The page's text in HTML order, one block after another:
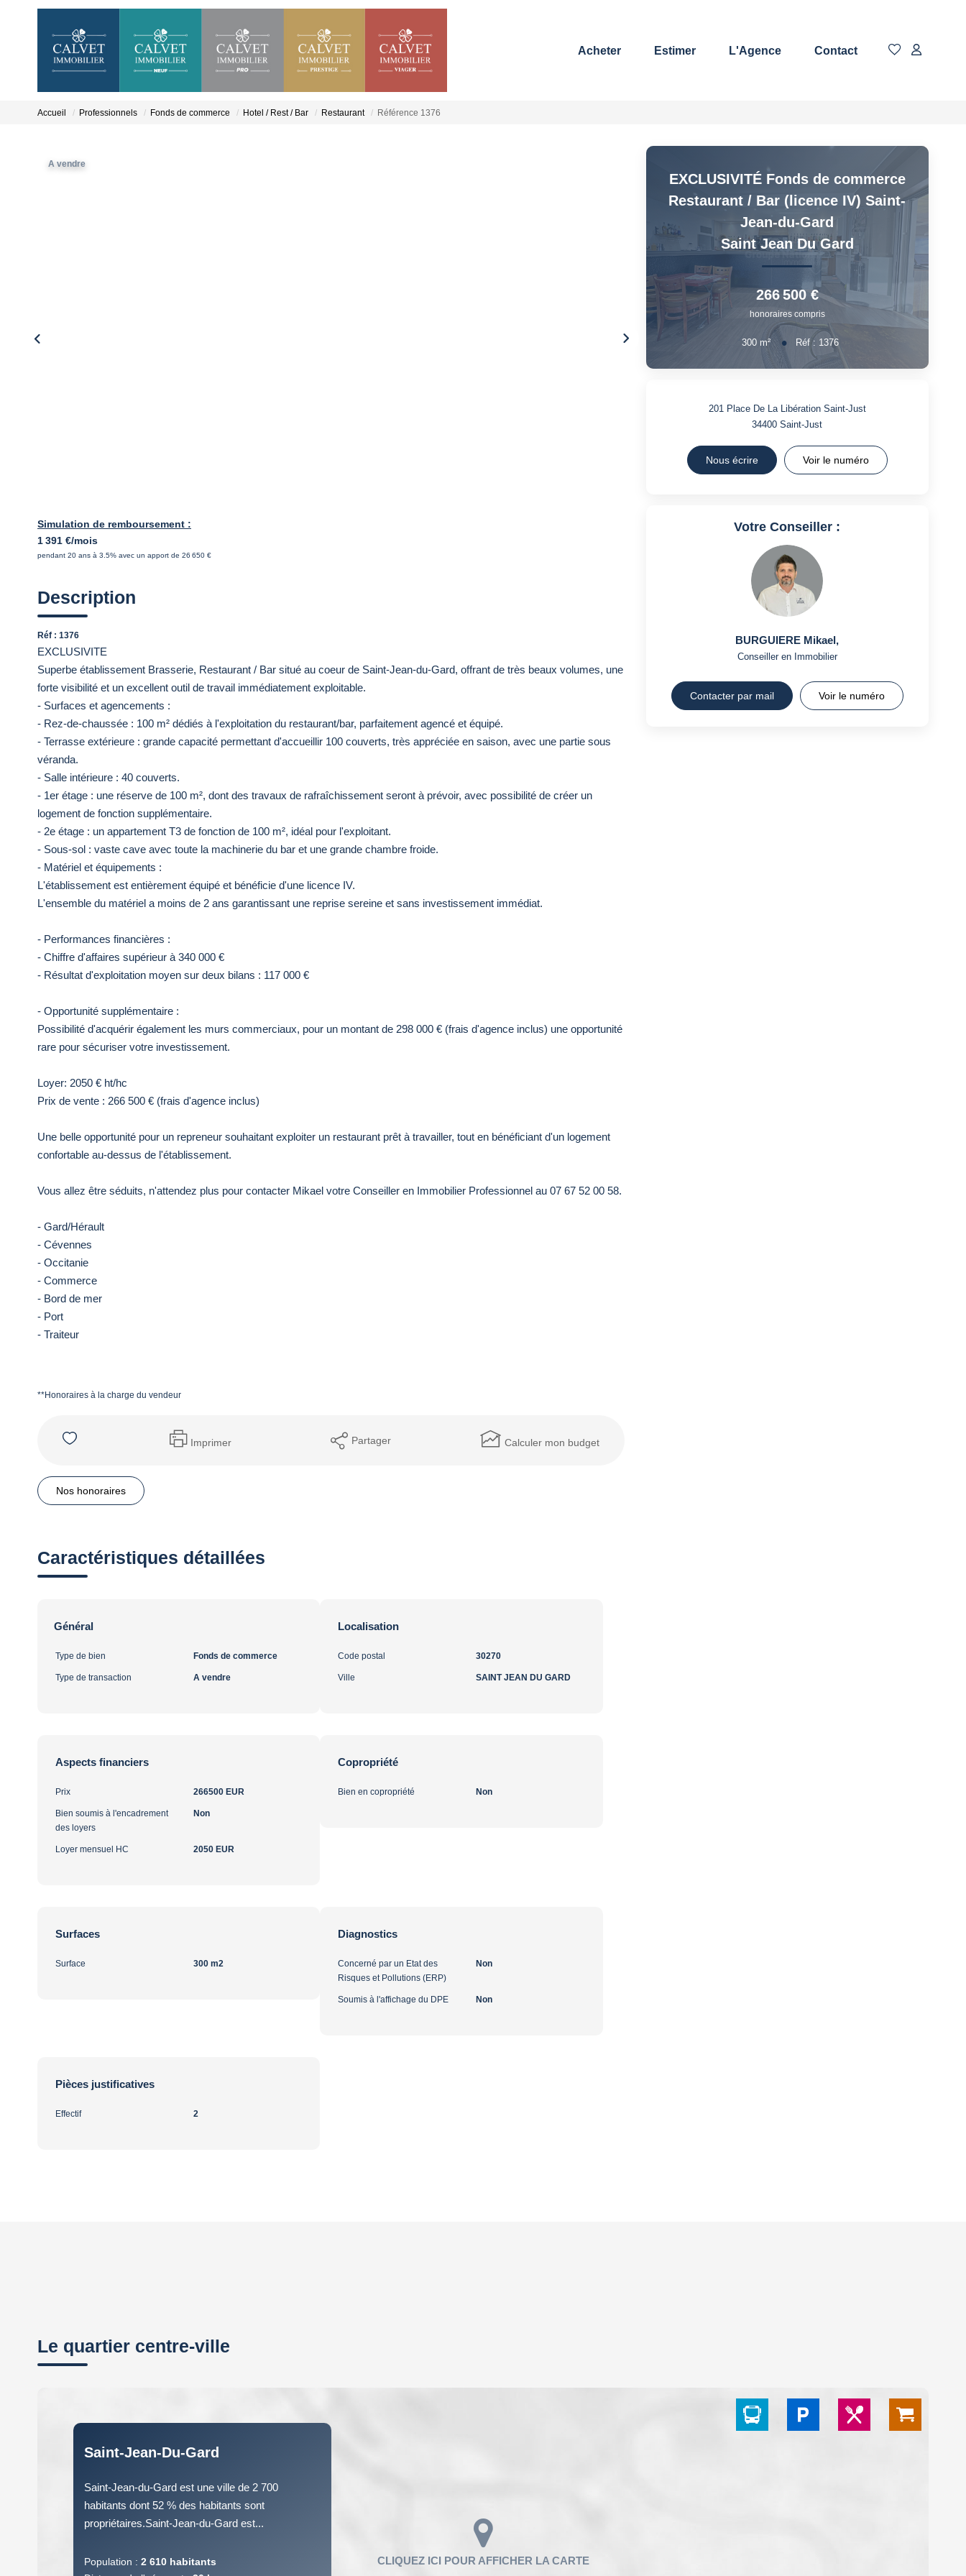
Acheter Estimer L'Agence Contact
Accueil Professionnels Fonds de commerce Hotel / Rest / Bar Restaurant Référence 1376
A vendre
Simulation de remboursement :
1 391 €/mois
pendant 20 ans à 3.5% avec un apport de 26 650 €
Description
Réf : 1376
EXCLUSIVITE
Superbe établissement Brasserie, Restaurant / Bar situé au coeur de Saint-Jean-du-Gard, offrant de très beaux volumes, une
forte visibilité et un excellent outil de travail immédiatement exploitable.
- Surfaces et agencements :
- Rez-de-chaussée : 100 m² dédiés à l'exploitation du restaurant/bar, parfaitement agencé et équipé.
- Terrasse extérieure : grande capacité permettant d'accueillir 100 couverts, très appréciée en saison, avec une partie sous
véranda.
- Salle intérieure : 40 couverts.
- 1er étage : une réserve de 100 m², dont des travaux de rafraîchissement seront à prévoir, avec possibilité de créer un
logement de fonction supplémentaire.
- 2e étage : un appartement T3 de fonction de 100 m², idéal pour l'exploitant.
- Sous-sol : vaste cave avec toute la machinerie du bar et une grande chambre froide.
- Matériel et équipements :
L'établissement est entièrement équipé et bénéficie d'une licence IV.
L'ensemble du matériel a moins de 2 ans garantissant une reprise sereine et sans investissement immédiat.
- Performances financières :
- Chiffre d'affaires supérieur à 340 000 €
- Résultat d'exploitation moyen sur deux bilans : 117 000 €
- Opportunité supplémentaire :
Possibilité d'acquérir également les murs commerciaux, pour un montant de 298 000 € (frais d'agence inclus) une opportunité
rare pour sécuriser votre investissement.
Loyer: 2050 € ht/hc
Prix de vente : 266 500 € (frais d'agence inclus)
Une belle opportunité pour un repreneur souhaitant exploiter un restaurant prêt à travailler, tout en bénéficiant d'un logement
confortable au-dessus de l'établissement.
Vous allez être séduits, n'attendez plus pour contacter Mikael votre Conseiller en Immobilier Professionnel au 07 67 52 00 58.
- Gard/Hérault
- Cévennes
- Occitanie
- Commerce
- Bord de mer
- Port
- Traiteur
**Honoraires à la charge du vendeur
Imprimer Partager Calculer mon budget
Nos honoraires
Caractéristiques détaillées
Général
Type de bien Fonds de commerce
Type de transaction A vendre
Localisation
Code postal 30270
Ville SAINT JEAN DU GARD
Aspects financiers
Prix 266500 EUR
Bien soumis à l'encadrement
des loyers
Non
Loyer mensuel HC 2050 EUR
Copropriété
Bien en copropriété Non
Surfaces
Surface 300 m2
Diagnostics
Concerné par un Etat des
Risques et Pollutions (ERP)
Non
Soumis à l'affichage du DPE Non
Pièces justificatives
Effectif 2
EXCLUSIVITÉ Fonds de commerce
Restaurant / Bar (licence IV) Saint-
Jean-du-Gard
Saint Jean Du Gard
266 500 €
honoraires compris
300 m² Réf : 1376
201 Place De La Libération Saint-Just
34400Saint-Just
Nous écrire Voir le numéro
Votre Conseiller :
BURGUIERE Mikael,
Conseiller en Immobilier
Contacter par mail Voir le numéro
Le quartier centre-ville
Saint-Jean-Du-Gard
Saint-Jean-du-Gard est une ville de 2 700
habitants dont 52 % des habitants sont
propriétaires.Saint-Jean-du-Gard est...
Population : 2 610 habitants